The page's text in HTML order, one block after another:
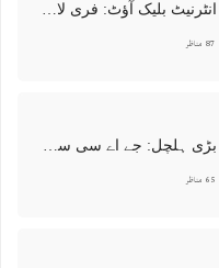
آزاد کشمیر میں انٹرنیٹ بلیک آؤٹ: فری لانسرز کا معاشی قتل، احتجاج شروع
87 مناظر
آزاد کشمیر میں بڑی ہلچل: جے اے سی سربراہ شوکت نواز میر کی گرفتاری، دھرنا جاری
65 مناظر